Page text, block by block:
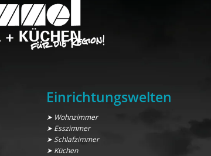
Einrichtungswelten
➤ Wohnzimmer
➤ Esszimmer
➤ Schlafzimmer
➤ Küchen